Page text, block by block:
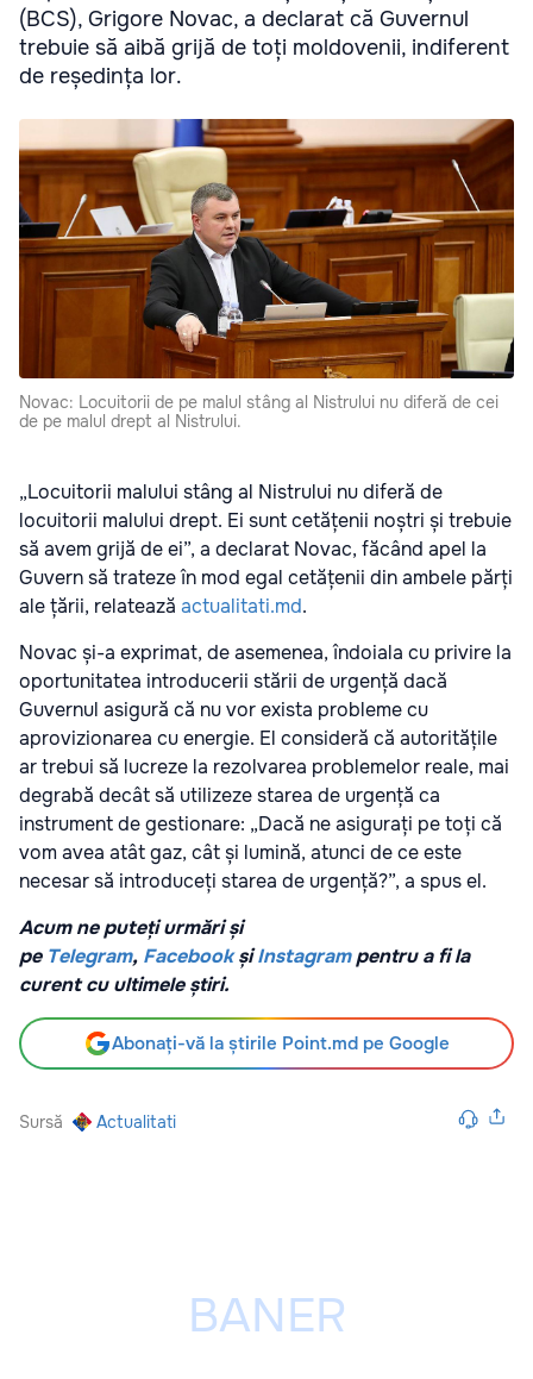
(BCS), Grigore Novac, a declarat că Guvernul
trebuie să aibă grijă de toți moldovenii, indiferent
de reședința lor.
Novac: Locuitorii de pe malul stâng al Nistrului nu diferă de cei
de pe malul drept al Nistrului.
„Locuitorii malului stâng al Nistrului nu diferă de
locuitorii malului drept. Ei sunt cetățenii noștri și trebuie
să avem grijă de ei”, a declarat Novac, făcând apel la
Guvern să trateze în mod egal cetățenii din ambele părți
ale țării, relatează actualitati.md.
Novac și-a exprimat, de asemenea, îndoiala cu privire la
oportunitatea introducerii stării de urgență dacă
Guvernul asigură că nu vor exista probleme cu
aprovizionarea cu energie. El consideră că autoritățile
ar trebui să lucreze la rezolvarea problemelor reale, mai
degrabă decât să utilizeze starea de urgență ca
instrument de gestionare: „Dacă ne asigurați pe toți că
vom avea atât gaz, cât și lumină, atunci de ce este
necesar să introduceți starea de urgență?”, a spus el.
Acum ne puteți urmări și
pe Telegram, FacebookșiInstagrampentru a fi la
curent cu ultimele știri.
Abonați-vă la știrile Point.md pe Google
Sursă Actualitati